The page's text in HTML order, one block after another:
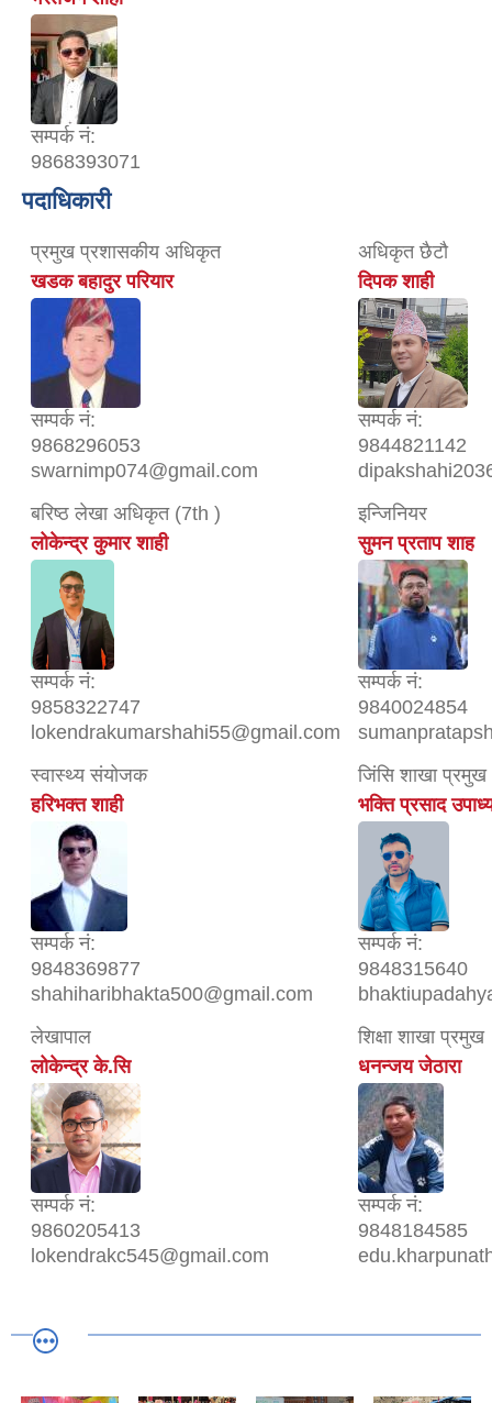
सम्पर्क नं:
9868393071
पदाधिकारी
प्रमुख प्रशासकीय अधिकृत
खडक बहादुर परियार
सम्पर्क नं:
9868296053
swarnimp074@gmail.com
अधिकृत छैटौ
दिपक शाही
सम्पर्क नं:
9844821142
बरिष्ठ लेखा अधिकृत (7th )
लोकेन्द्र कुमार शाही
सम्पर्क नं:
9858322747
lokendrakumarshahi55@gmail.com
इन्जिनियर
सुमन प्रताप शाह
सम्पर्क नं:
9840024854
स्वास्थ्य संयोजक
हरिभक्त शाही
सम्पर्क नं:
9848369877
shahiharibhakta500@gmail.com
जिंसि शाखा प्रमुख
भक्ति प्रसाद
सम्पर्क नं:
9848315640
लेखापाल
लोकेन्द्र के.सि
सम्पर्क नं:
9860205413
lokendrakc545@gmail.com
शिक्षा शाखा प्रमुख
धनन्जय जेठारा
सम्पर्क नं:
9848184585